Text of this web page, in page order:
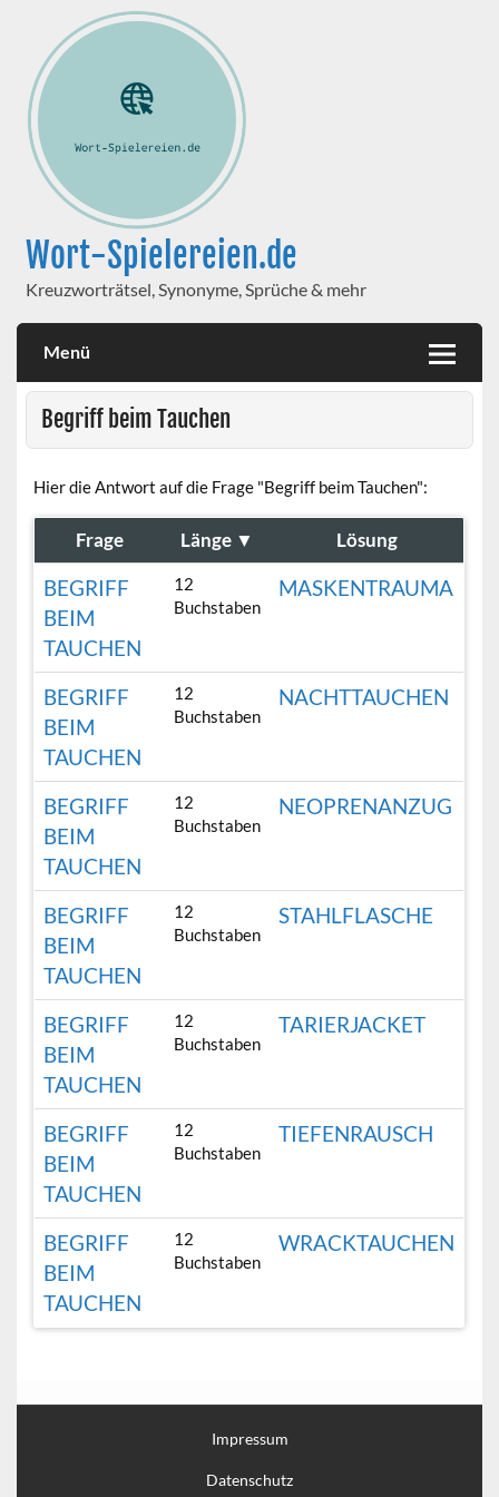
Wort-Spielereien.de
Kreuzworträtsel, Synonyme, Sprüche & mehr
Menü
Begriff beim Tauchen
Hier die Antwort auf die Frage "Begriff beim Tauchen":
Frage Länge ▼ Lösung
BEGRIFF
BEIM
TAUCHEN
12
Buchstaben
MASKENTRAUMA
BEGRIFF
BEIM
TAUCHEN
12
Buchstaben
NACHTTAUCHEN
BEGRIFF
BEIM
TAUCHEN
12
Buchstaben
NEOPRENANZUG
BEGRIFF
BEIM
TAUCHEN
12
Buchstaben
STAHLFLASCHE
BEGRIFF
BEIM
TAUCHEN
12
Buchstaben
TARIERJACKET
BEGRIFF
BEIM
TAUCHEN
12
Buchstaben
TIEFENRAUSCH
BEGRIFF
BEIM
TAUCHEN
12
Buchstaben
WRACKTAUCHEN
Impressum
Datenschutz